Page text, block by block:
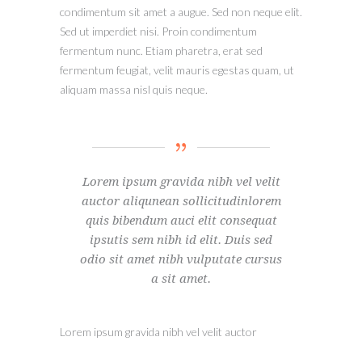
condimentum sit amet a augue. Sed non neque elit.
Sed ut imperdiet nisi. Proin condimentum
fermentum nunc. Etiam pharetra, erat sed
fermentum feugiat, velit mauris egestas quam, ut
aliquam massa nisl quis neque.
Lorem ipsum gravida nibh vel velit
auctor aliqunean sollicitudinlorem
quis bibendum auci elit consequat
ipsutis sem nibh id elit. Duis sed
odio sit amet nibh vulputate cursus
a sit amet.
Lorem ipsum gravida nibh vel velit auctor